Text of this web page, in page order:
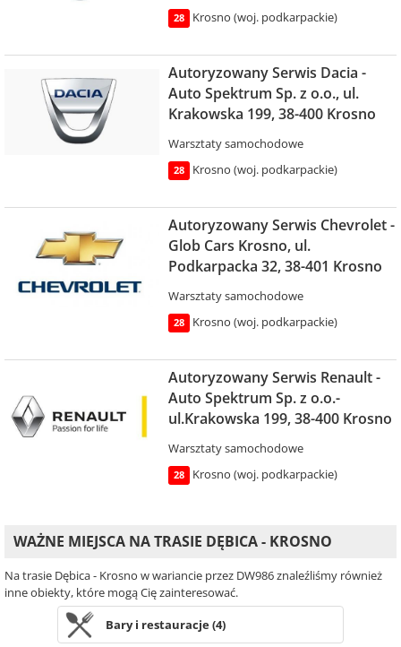
28 Krosno (woj. podkarpackie)
Autoryzowany Serwis Dacia -
Auto Spektrum Sp. z o.o., ul.
Krakowska 199, 38-400 Krosno
Warsztaty samochodowe
28 Krosno (woj. podkarpackie)
Autoryzowany Serwis Chevrolet -
Glob Cars Krosno, ul.
Podkarpacka 32, 38-401 Krosno
Warsztaty samochodowe
28 Krosno (woj. podkarpackie)
Autoryzowany Serwis Renault -
Auto Spektrum Sp. z o.o.-
ul.Krakowska 199, 38-400 Krosno
Warsztaty samochodowe
28 Krosno (woj. podkarpackie)
WAŻNE MIEJSCA NA TRASIE DĘBICA - KROSNO
Na trasie Dębica - Krosno w wariancie przez DW986 znaleźliśmy również
inne obiekty, które mogą Cię zainteresować.
Bary i restauracje (4)